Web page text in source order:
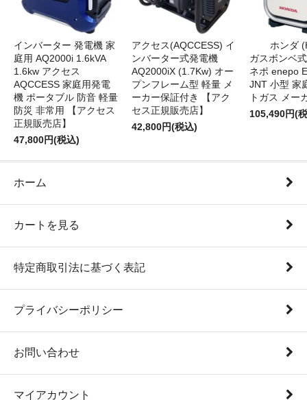
インバーター 発電機 家
庭用 AQ2000i 1.6kVA
1.6kw アクセス
AQCCESS 家庭用発電
機 ポータブル 防音 軽量
防災 非常用 【アクセス
正規販売店】
47,800円(税込)
アクセス(AQCCESS) イ
ンバーター式発電機
AQ2000iX (1.7Kw) オー
プンフレーム型 軽量 メ
ーカー保証付き 【アク
セス正規販売店】
42,800円(税込)
ホンダ
ガスボンベ
ネポ enepo
JNT 小型 家
トガス メー
105,490円(
ホーム
カートを見る
特定商取引法に基づく表記
プライバシーポリシー
お問い合わせ
マイアカウント